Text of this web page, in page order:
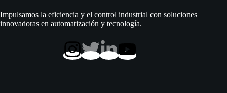
128
m
|
Impulsamos la eficiencia y el control industrial con soluciones
innovadoras en automatización y tecnología.